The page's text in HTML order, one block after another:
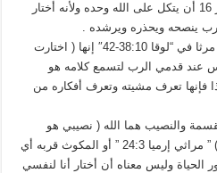
قرعتي ) فقد أختار صاحب المزمور 16 أن يتكل على الله وحده ولأنه أختار
ينصحه ويحذره ويرشده .
وأيضاً يقول الكتاب عن مريم أخت مرثا في “لوقا 38:10-42″ إنها ( اختارت
عند قدمي الرب لتسمع كلامه هو
فإنها تعرف مشيته وتعرف أفكاره من
والنصيب هما الله ( نصيبي هو
الرب قالت نفسي من ذلك أرجوه ) ” مراثي إرميا 24:3 ” أو المكوث قربه أي
الحياة وليس معناه أن أختار أنا لنفسي